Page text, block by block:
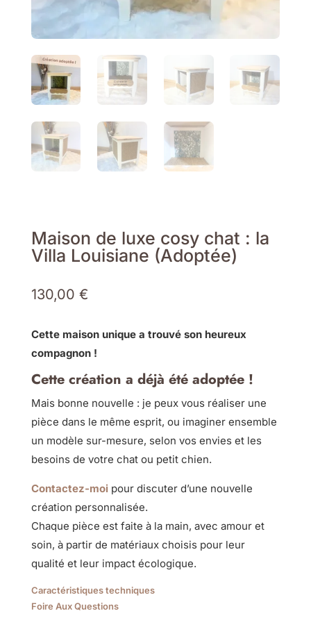
Maison de luxe cosy chat : la
Villa Louisiane (Adoptée)
130,00 €
Cette maison unique a trouvé son heureux
compagnon !
Cette création a déjà été adoptée !
Mais bonne nouvelle : je peux vous réaliser une
pièce dans le même esprit, ou imaginer ensemble
un modèle sur-mesure, selon vos envies et les
besoins de votre chat ou petit chien.
Contactez-moipour discuter d’une nouvelle
création personnalisée.
Chaque pièce est faite à la main, avec amour et
soin, à partir de matériaux choisis pour leur
qualité et leur impact écologique.
Caractéristiques techniques
Foire Aux Questions